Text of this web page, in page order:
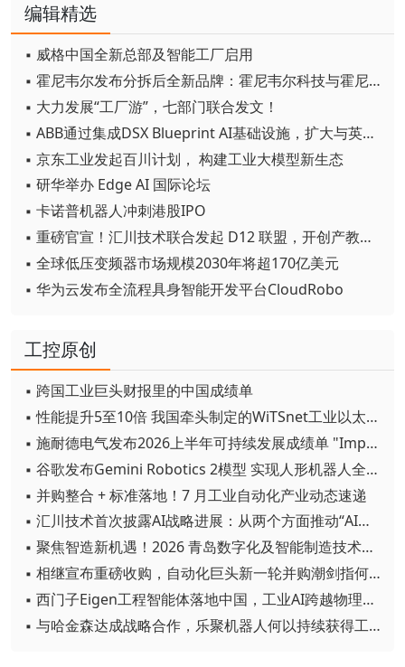
编辑精选
▪ 威格中国全新总部及智能工厂启用
▪ 霍尼韦尔发布分拆后全新品牌：霍尼韦尔科技与霍尼韦尔航空航天
▪ 大力发展“工厂游”，七部门联合发文！
▪ ABB通过集成DSX Blueprint AI基础设施，扩大与英伟达的合作
▪ 京东工业发起百川计划， 构建工业大模型新生态
▪ 研华举办 Edge AI 国际论坛
▪ 卡诺普机器人冲刺港股IPO
▪ 重磅官宣！汇川技术联合发起 D12 联盟，开创产教融合新范式
▪ 全球低压变频器市场规模2030年将超170亿美元
▪ 华为云发布全流程具身智能开发平台CloudRobo
工控原创
▪ 跨国工业巨头财报里的中国成绩单
▪ 性能提升5至10倍 我国牵头制定的WiTSnet工业以太网国际标准正式发布
▪ 施耐德电气发布2026上半年可持续发展成绩单 "Impact 2030"路线图开局稳健
▪ 谷歌发布Gemini Robotics 2模型 实现人形机器人全身智能控制突破
▪ 并购整合 + 标准落地！7 月工业自动化产业动态速递
▪ 汇川技术首次披露AI战略进展：从两个方面推动“AI业务化”落地
▪ 聚焦智造新机遇！2026 青岛数字化及智能制造技术论坛圆满落幕
▪ 相继宣布重磅收购，自动化巨头新一轮并购潮剑指何方？
▪ 西门子Eigen工程智能体落地中国，工业AI跨越物理世界“确定性”拐点
▪ 与哈金森达成战略合作，乐聚机器人何以持续获得工业巨头青睐？